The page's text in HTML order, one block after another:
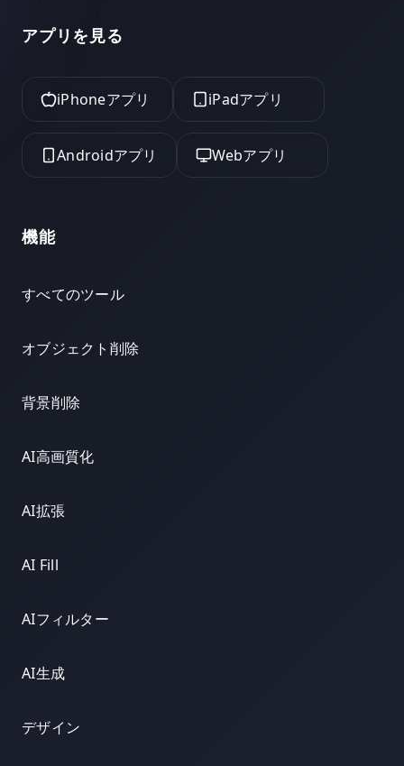
アプリを見る
iPhoneアプリ iPadアプリ
Androidアプリ Webアプリ
機能
すべてのツール
オブジェクト削除
背景削除
AI高画質化
AI拡張
AI Fill
AIフィルター
AI生成
デザイン